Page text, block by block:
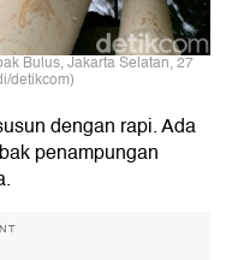
Bulus, Jakarta Selatan, 27
detikcom)
dengan rapi. Ada
penampungan